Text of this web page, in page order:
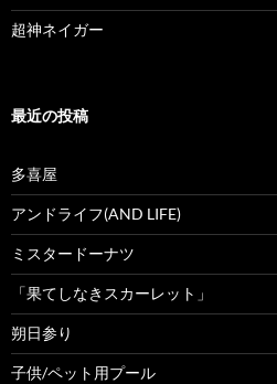
超神ネイガー
最近の投稿
多喜屋
アンドライフ(AND LIFE)
ミスタードーナツ
「果てしなきスカーレット」
朔日参り
子供/ペット用プール